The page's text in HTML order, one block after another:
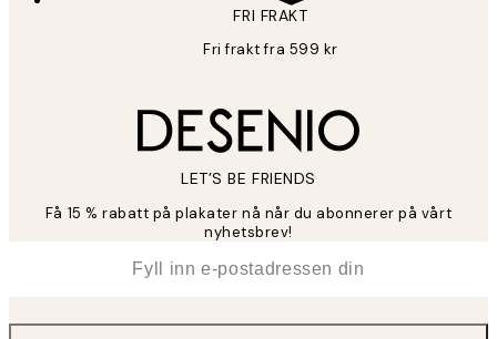
FRI FRAKT
Fri frakt fra 599 kr
LET’S BE FRIENDS
Få 15 % rabatt på plakater nå når du abonnerer på vårt
nyhetsbrev!